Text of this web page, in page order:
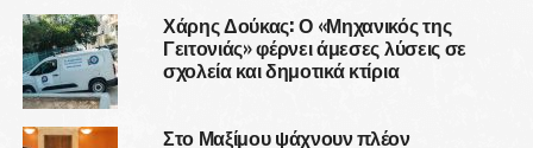
Χάρης Δούκας: Ο «Μηχανικός της
Γειτονιάς» φέρνει άμεσες λύσεις σε
σχολεία και δημοτικά κτίρια
Στο Μαξίμου ψάχνουν πλέον